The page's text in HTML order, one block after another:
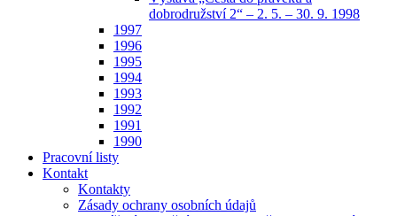
dobrodružství 2“ – 2. 5. – 30. 9. 1998
1997
1996
1995
1994
1993
1992
1991
1990
Pracovní listy
Kontakt
Kontakty
Zásady ochrany osobních údajů